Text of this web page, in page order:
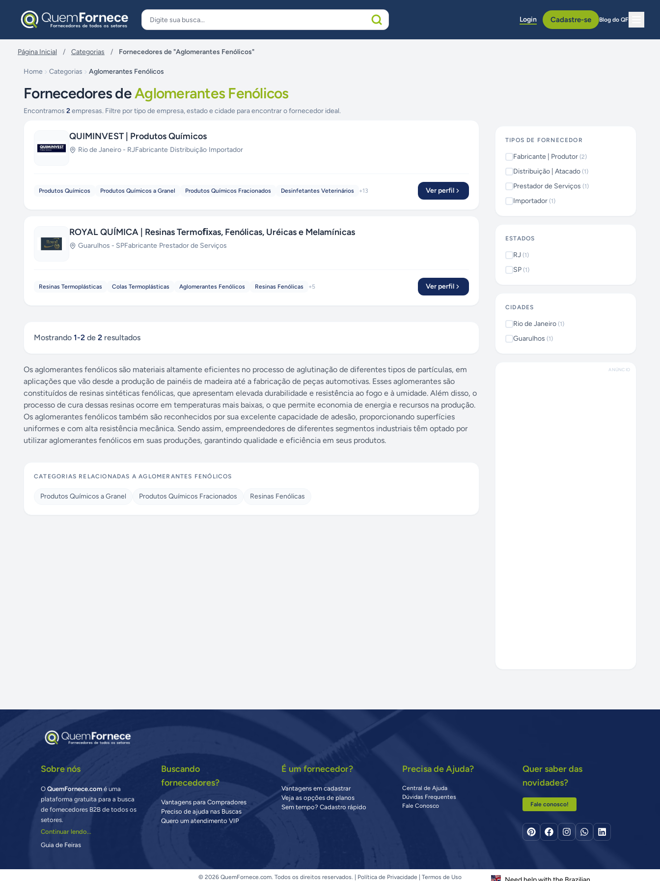
Login Cadastre-se Blog do QF
Página Inicial / Categorias / Fornecedores de "Aglomerantes Fenólicos"
Home Categorias Aglomerantes Fenólicos
Fornecedores deAglomerantes Fenólicos
Encontramos 2empresas. Filtre por tipo de empresa, estado e cidade para encontrar o fornecedor ideal.
QUIMINVEST | Produtos Químicos
Rio de Janeiro - RJFabricante·Distribuição·Importador
Produtos Químicos Produtos Químicos a Granel Produtos Químicos Fracionados Desinfetantes Veterinários +13 Ver perfil
ROYAL QUÍMICA | Resinas Termoﬁxas, Fenólicas, Uréicas e Melamínicas
Guarulhos - SPFabricante·Prestador de Serviços
Resinas Termoplásticas Colas Termoplásticas Aglomerantes Fenólicos Resinas Fenólicas +5 Ver perfil
Mostrando 1-2 de 2 resultados
Os aglomerantes fenólicos são materiais altamente eficientes no processo de aglutinação de diferentes tipos de partículas, em
aplicações que vão desde a produção de painéis de madeira até a fabricação de peças automotivas. Esses aglomerantes são
constituídos de resinas sintéticas fenólicas, que apresentam elevada durabilidade e resistência ao fogo e à umidade. Além disso, o
processo de cura dessas resinas ocorre em temperaturas mais baixas, o que permite economia de energia e recursos na produção.
Os aglomerantes fenólicos também são reconhecidos por sua excelente capacidade de adesão, proporcionando superfícies
uniformes e com alta resistência mecânica. Sendo assim, empreendedores de diferentes segmentos industriais têm optado por
utilizar aglomerantes fenólicos em suas produções, garantindo qualidade e eficiência em seus produtos.
CATEGORIAS RELACIONADAS AAGLOMERANTES FENÓLICOS
Produtos Químicos a Granel Produtos Químicos Fracionados Resinas Fenólicas
TIPOS DE FORNECEDOR
Fabricante | Produtor (2)
Distribuição | Atacado (1)
Prestador de Serviços (1)
Importador (1)
ESTADOS
RJ (1)
SP (1)
CIDADES
Rio de Janeiro (1)
Guarulhos (1)
ANÚNCIO
Sobre nós
OQuemFornece.com é uma
plataforma gratuita para a busca
de fornecedores B2B de todos os
setores.
Continuar lendo...
Guia de Feiras
Buscando
fornecedores?
Vantagens para Compradores
Preciso de ajuda nas Buscas
Quero um atendimento VIP
É um fornecedor?
Vantagens em cadastrar
Veja as opções de planos
Sem tempo? Cadastro rápido
Precisa de Ajuda?
Central de Ajuda
Dúvidas Frequentes
Fale Conosco
Quer saber das
novidades?
Fale conosco!
© 2026 QuemFornece.com. Todos os direitos reservados. | Política de Privacidade Termos de Uso